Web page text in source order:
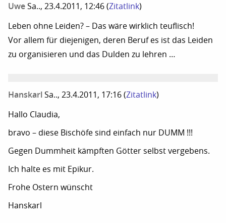
Uwe Sa.., 23.4.2011, 12:46 (Zitatlink)
Leben ohne Leiden? – Das wäre wirklich teuflisch!
Vor allem für diejenigen, deren Beruf es ist das Leiden
zu organisieren und das Dulden zu lehren …
Hanskarl Sa.., 23.4.2011, 17:16 (Zitatlink)
Hallo Claudia,
bravo – diese Bischöfe sind einfach nur DUMM !!!
Gegen Dummheit kämpften Götter selbst vergebens.
Ich halte es mit Epikur.
Frohe Ostern wünscht
Hanskarl